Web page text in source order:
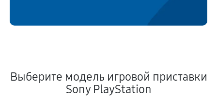
Выберите модель игровой приставки
Sony PlayStation